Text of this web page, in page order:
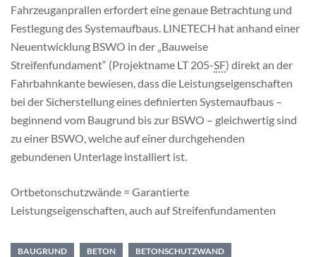
Fahrzeuganprallen erfordert eine genaue Betrachtung und
Festlegung des Systemaufbaus. LINETECH hat anhand einer
Neuentwicklung BSWO in der „Bauweise
Streifenfundament“ (Projektname LT 205-SF) direkt an der
Fahrbahnkante bewiesen, dass die Leistungseigenschaften
bei der Sicherstellung eines definierten Systemaufbaus –
beginnend vom Baugrund bis zur BSWO – gleichwertig sind
zu einer BSWO, welche auf einer durchgehenden
gebundenen Unterlage installiert ist.
Ortbetonschutzwände = Garantierte
Leistungseigenschaften, auch auf Streifenfundamenten
BAUGRUND BETON
BETONSCHUTZWAND